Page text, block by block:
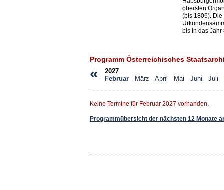
obersten
(bis 1806).
bis in das Jahr
Programm Österreichisches
«
2027
Februar
März April Mai Juni Juli
Keine Termine für Februar 2027 vorhanden.
Programmübersicht der nächsten 12 Monate